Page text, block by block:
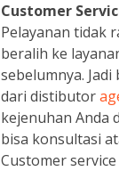
Customer
Pelayanan tidak
beralih ke
sebelumnya.
dari distibutor
kejenuhan Anda
bisa konsultasi
Customer